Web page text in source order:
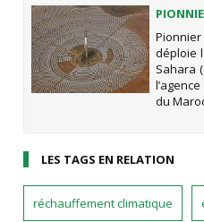
MASEN
déploie
Sahara
du
LES TAGS EN RELATION
réchauffement climatique